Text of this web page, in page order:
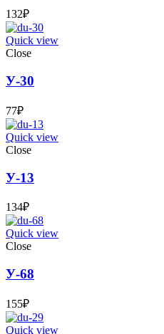
132₽
Quick view
Close
У-30
77₽
Quick view
Close
У-13
134₽
Quick view
Close
У-68
155₽
Quick view